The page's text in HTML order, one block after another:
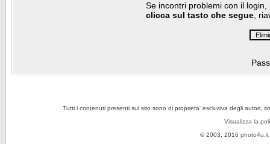
Se incontri problemi con il
clicca sul tasto che segue ,
Tutti i contenuti presenti sul sito sono di proprieta' esclusiva degli autori,
Visualizza la
© 2003, 2016 photo4u.it